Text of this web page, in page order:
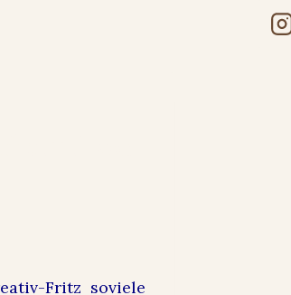
Fritz soviele